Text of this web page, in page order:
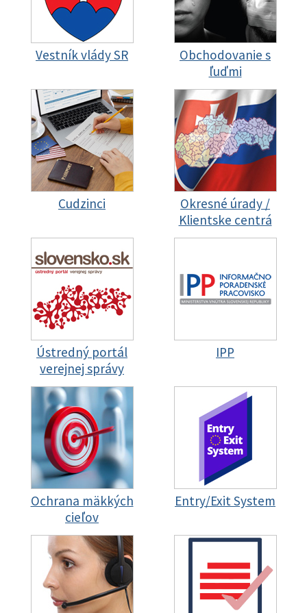
Vestník vlády SR
Obchodovanie s
ľuďmi
Cudzinci
Okresné úrady /
Klientske centrá
Ústredný portál
verejnej správy
IPP
Ochrana mäkkých
cieľov
Entry/Exit System